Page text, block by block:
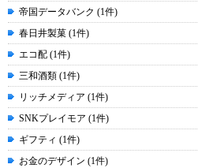
帝国データバンク (1件)
春日井製菓 (1件)
エコ配 (1件)
三和酒類 (1件)
リッチメディア (1件)
SNKプレイモア (1件)
ギフティ (1件)
お金のデザイン (1件)